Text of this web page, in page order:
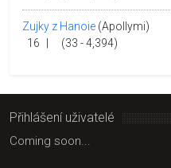
Zujky z Hanoie (Apollymi)
16
(33 - 4,394)
Přihlášení uživatelé
Coming soon...